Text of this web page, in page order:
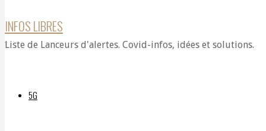
INFOS LIBRES
Liste de Lanceurs d'alertes. Covid-infos, idées et solutions.
5G